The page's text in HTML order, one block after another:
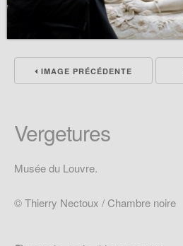
IMAGE PRÉCÉDENTE
Vergetures
Musée du Louvre.
© Thierry Nectoux / Chambre noire